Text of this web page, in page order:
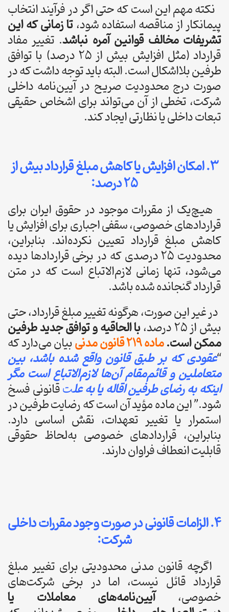
نکته مهم این است که حتی اگر در فرآیند انتخاب
پیمانکار از مناقصه استفاده شود، تا زمانی که این
تشریفات مخالف قوانین آمره نباشد. تغییر مفاد
قرارداد (مثل افزایش بیش از ۲۵ درصد) با توافق
طرفین بلااشکال است. البته باید توجه داشت که در
صورت درج محدودیت صریح در آیین‌نامه داخلی
شرکت، تخطی از آن می‌تواند برای اشخاص حقیقی
تبعات داخلی یا نظارتی ایجاد کند.
۳. امکان افزایش یا کاهش مبلغ قرارداد بیش از
۲۵ درصد:
هیچ‌یک از مقررات موجود در حقوق ایران برای
قراردادهای خصوصی، سقفی اجباری برای افزایش یا
کاهش مبلغ قرارداد تعیین نکرده‌اند. بنابراین،
محدودیت ۲۵ درصدی که در برخی قراردادها دیده
می‌شود، تنها زمانی لازم‌الاتباع است که در متن
قرارداد گنجانده شده باشد.
در غیر این صورت، هرگونه تغییر مبلغ قرارداد، حتی
بیش از ۲۵ درصد،
با الحاقیه و توافق جدید طرفین
ممکن است.ماده ۲۱۹ قانون مدنی
بیان می‌دارد که
“عقودی که بر طبق قانون واقع شده باشد، بین
متعاملین و قائم‌مقام آن‌ها لازم‌الاتباع است مگر
اینکه به رضای طرفین اقاله یا به علتقانونی فسخ
شود.” این ماده مؤید آن است که رضایت طرفین در
استمرار یا تغییر تعهدات، نقش اساسی دارد.
بنابراین، قراردادهای خصوصی به‌لحاظ حقوقی
قابلیت انعطاف فراوان دارند.
۴. الزامات قانونی در صورت وجود مقررات داخلی
شرکت:
اگرچه قانون مدنی محدودیتی برای تغییر مبلغ
قرارداد قائل نیست، اما در برخی شرکت‌های
خصوصی،آیین‌نامه‌های معاملات یا